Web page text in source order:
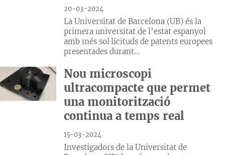
20-03-2024
La Universitat de Barcelona (UB) és la
primera universitat de l’estat espanyol
amb més sol·licituds de patents europees
presentades durant...
Nou microscopi
ultracompacte que permet
una monitorització
continua a temps real
15-03-2024
Investigadors de la Universitat de